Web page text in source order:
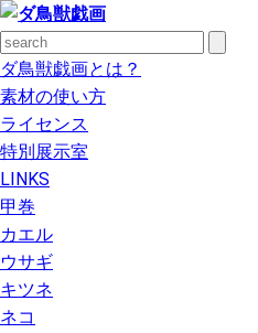
ダ鳥獣戯画とは？
素材の使い方
ライセンス
特別展示室
LINKS
甲巻
カエル
ウサギ
キツネ
ネコ